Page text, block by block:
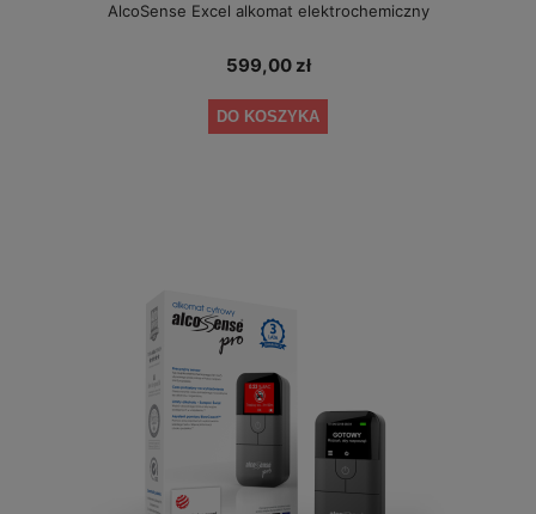
AlcoSense Excel alkomat elektrochemiczny
599,00 zł
DO KOSZYKA